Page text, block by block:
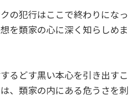
の犯行はここで終わりになっ
を類家の心に深く知らしめま
るどす黒い本心を引き出すこ
、類家の内にある危うさを刺